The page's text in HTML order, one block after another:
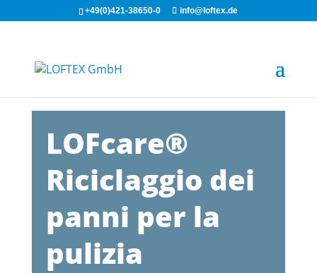
+49(0)421-38650-0 info@loftex.de
LOFcare®
Riciclaggio dei
panni per la
pulizia